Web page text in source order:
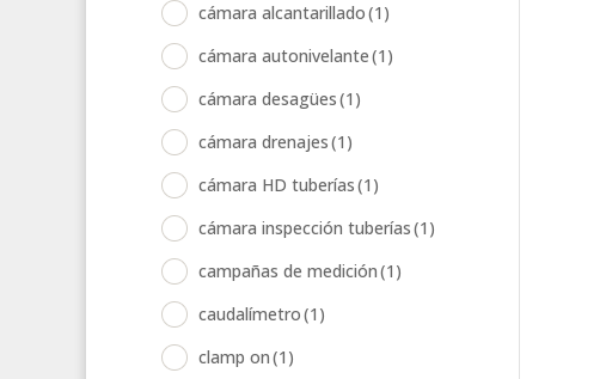
cámara alcantarillado(1)
cámara autonivelante(1)
cámara desagües(1)
cámara drenajes(1)
cámara HD tuberías(1)
cámara inspección tuberías(1)
campañas de medición(1)
caudalímetro(1)
clamp on(1)